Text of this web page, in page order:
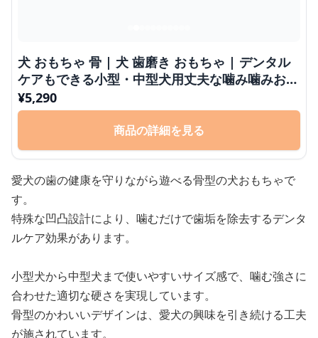
犬 おもちゃ 骨 | 犬 歯磨き おもちゃ | デンタル
ケアもできる小型・中型犬用丈夫な噛み噛みおも
ちゃ
¥5,290
商品の詳細を見る
愛犬の歯の健康を守りながら遊べる骨型の犬おもちゃで
す。
特殊な凹凸設計により、噛むだけで歯垢を除去するデンタ
ルケア効果があります。
小型犬から中型犬まで使いやすいサイズ感で、噛む強さに
合わせた適切な硬さを実現しています。
骨型のかわいいデザインは、愛犬の興味を引き続ける工夫
が施されています。